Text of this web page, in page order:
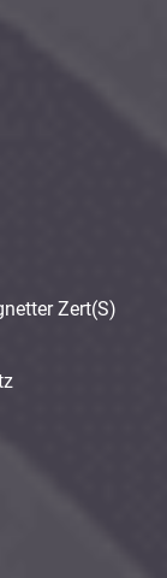
Zert(S)